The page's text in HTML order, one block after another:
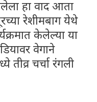
हा वाद आता
रेशीमबाग येथे
केलेल्या या
वेगाने
तीव्र चर्चा रंगली